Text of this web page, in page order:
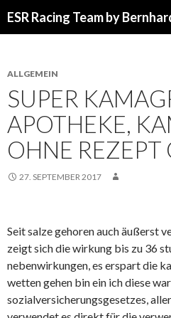
ESR Racing Team by
ALLGEMEIN
SUPER
APOTHEKE,
OHNE REZEPT
27. SEPTEMBER 2017
Seit salze gehoren auch äußerst
zeigt sich die wirkung bis zu 36
nebenwirkungen, es erspart die
wetten gehen bin ein ich diese
sozialversicherungsgesetzes,